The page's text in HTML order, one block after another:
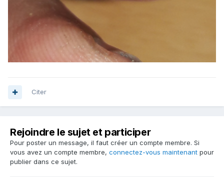
Citer
Rejoindre le sujet et participer
Pour poster un message, il faut créer un compte membre. Si
vous avez un compte membre, connectez-vous maintenant pour
publier dans ce sujet.